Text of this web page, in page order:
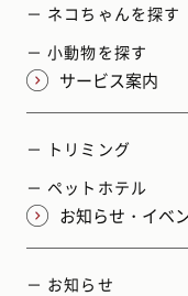
－ ネコちゃんを探す
－ 小動物を探す
サービス案内
－ トリミング
－ ペットホテル
お知らせ・イベ
－ お知らせ